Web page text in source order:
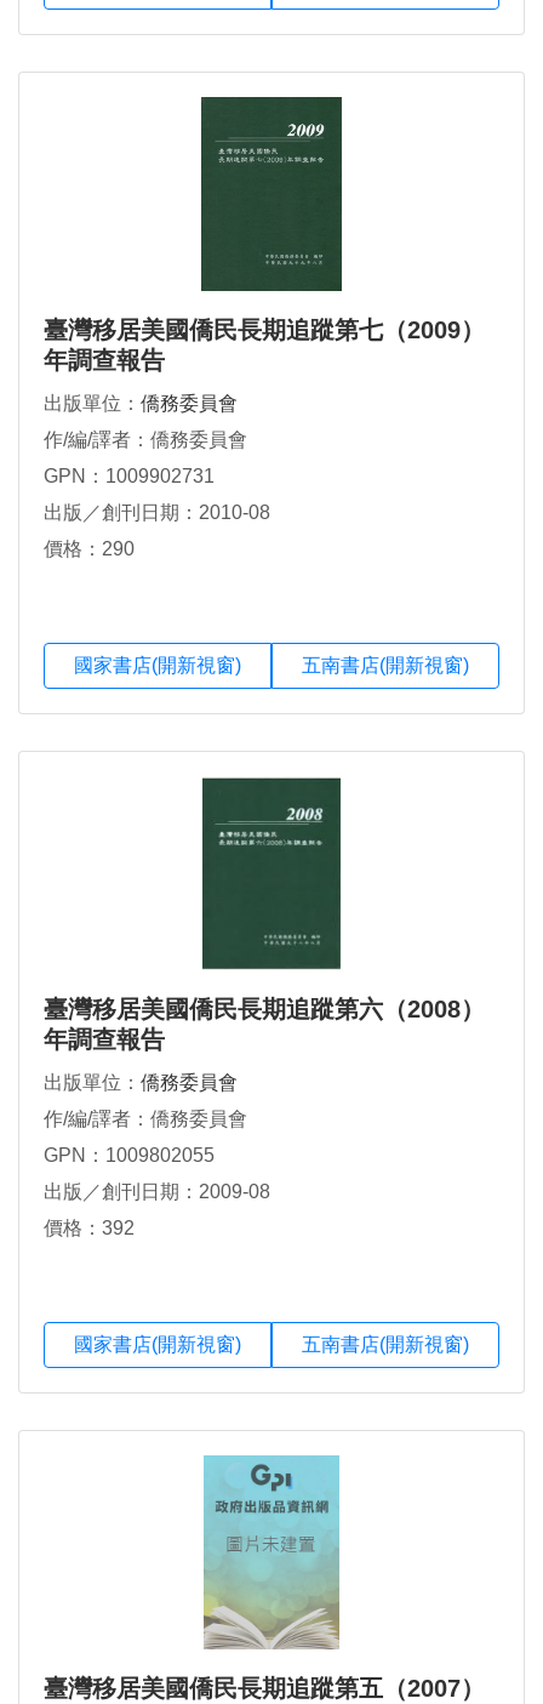
臺灣移居美國僑民長期追蹤第七（2009）
年調查報告
出版單位： 僑務委員會
作/編/譯者：僑務委員會
GPN：1009902731
出版／創刊日期：2010-08
價格：290
國家書店(開新視窗) 五南書店(開新視窗)
臺灣移居美國僑民長期追蹤第六（2008）
年調查報告
出版單位： 僑務委員會
作/編/譯者：僑務委員會
GPN：1009802055
出版／創刊日期：2009-08
價格：392
國家書店(開新視窗) 五南書店(開新視窗)
臺灣移居美國僑民長期追蹤第五（2007）